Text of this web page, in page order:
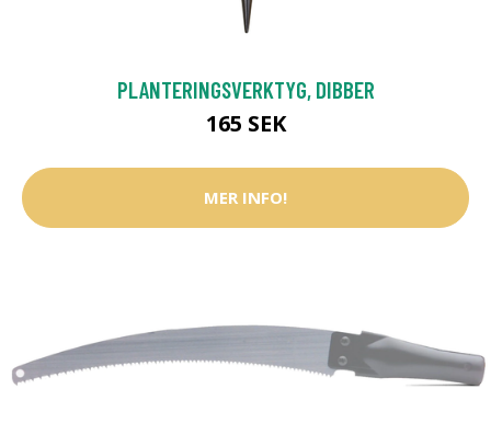
PLANTERINGSVERKTYG, DIBBER
165 SEK
MER INFO!